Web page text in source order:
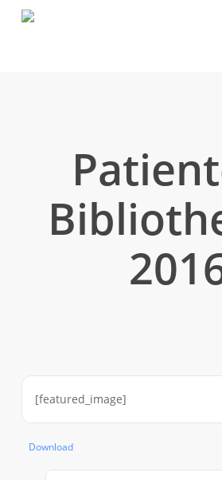
Zum
[featured_image]
Download